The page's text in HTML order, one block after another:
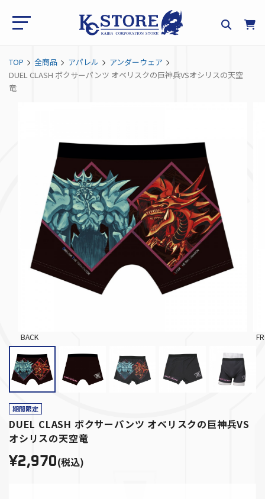
TOP 全商品 アパレル
アンダーウェア
DUEL CLASH ボクサーパンツ オベリスクの巨神兵VSオシリスの天空
竜
BACK
期間限定
DUEL CLASH ボクサーパンツ オベリスクの巨神兵VS
オシリスの天空竜
¥2,970(税込)